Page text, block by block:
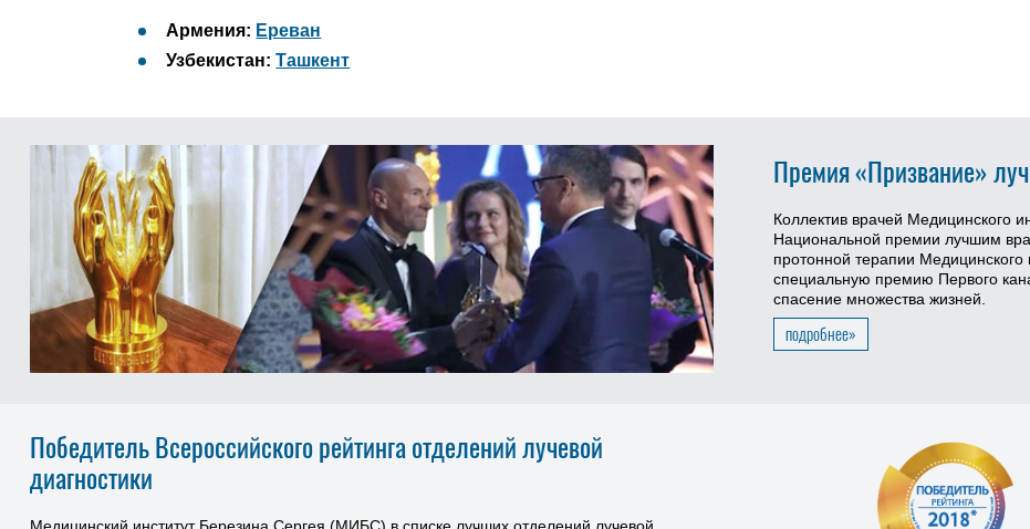
Армения: Ереван
Узбекистан:Ташкент
Премия «Призвание»
Коллектив врачей Медицинского
Национальной премии лучшим
протонной терапии
специальную премию Первого
спасение множества жизней.
подробнее»
Победитель Всероссийского рейтинга отделений лучевой
диагностики
Медицинский институт Березина Сергея (МИБС) в списке лучших отделений лучевой